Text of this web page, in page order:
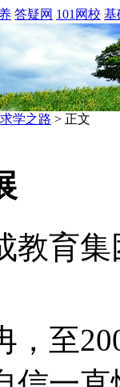
答疑网 101网校 基
求学之路 > 正文
教育集
至